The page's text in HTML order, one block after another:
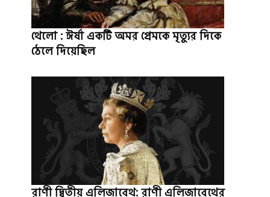
থেলো : ঈর্ষা একটি অমর প্রেমকে মৃত্যুর দিকে
ঠেলে দিয়েছিল
রাণী দ্বিতীয় এলিজাবেথ: রাণী এলিজাবেথের